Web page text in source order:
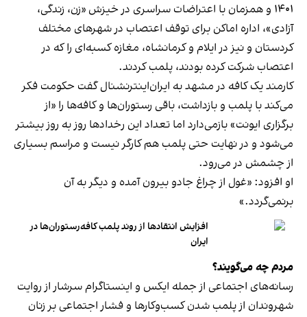
۱۴۰۱ و همزمان با اعتراضات سراسری در خیزش «زن، زندگی،
آزادی»، اداره اماکن برای توقف اعتصاب در شهرهای مختلف
کردستان و نیز در ایلام و کرمانشاه، مغازه کسبه‌ای را که در
اعتصاب شرکت کرده بودند، پلمب کردند.
کارمند یک کافه در مشهد به ایران‌اینترنشنال گفت حکومت فکر
می‌کند با پلمب و بازداشت، باقی رستوران‌ها و کافه‌ها را «از
برگزاری ایونت» بازمی‌دارد اما تعداد این رخدادها روز به روز بیشتر
می‌شود و در نهایت حتی پلمب هم کارگر نیست و مراسم بسیاری
از چشمش در می‌رود.
او افزود: «غول از چراغ جادو بیرون آمده و دیگر به آن
برنمی‎‌گردد.»
افزایش انتقادها از روند پلمب کافه‌رستوران‌ها در
ایران
مردم چه می‌گویند؟
رسانه‎‌های اجتماعی از جمله ایکس و اینستاگرام سرشار از روایت
شهروندان از پلمب شدن کسب‌وکارها و فشار اجتماعی بر زنان